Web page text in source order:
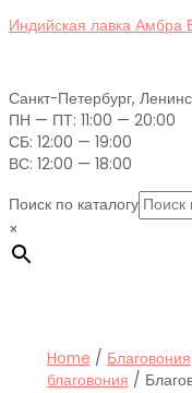
Перейти
Индийская лавка Амбра
Санкт-Петербург,
ПН — ПТ: 11:00 — 20:00
СБ: 12:00 — 19:00
ВС: 12:00 — 18:00
Поиск по каталогу
×
Home / Благовония
благовония /